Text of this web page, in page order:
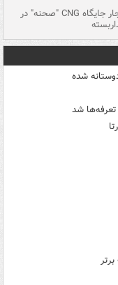
لحظه انفجار جایگاه CNG "صحنه" در
شده